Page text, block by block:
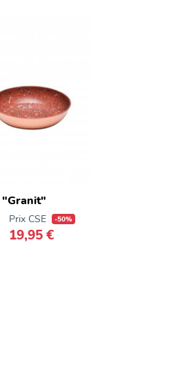
"Granit"
Prix CSE -50%
19,95 €